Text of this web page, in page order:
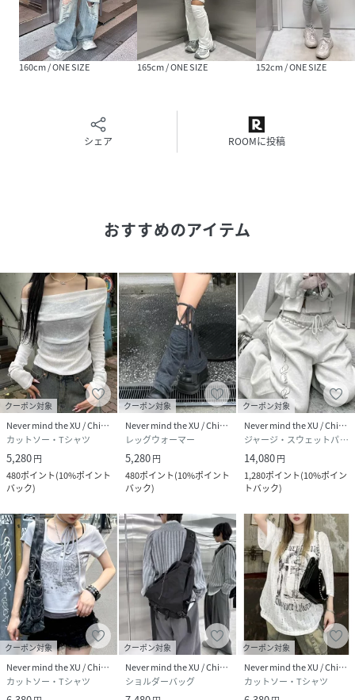
ンドやディティールを意識したファッションを発信していき
ます。
ユニセックス、ジャンルレスなデザインにこだわったアイテ
ムがリーズナブルな価格で手に入るのも嬉しいポイント。
き、“自分らしさ”の表現が必ず見つかる。
そんなラインナップで一期一会の高揚を感じながらお買い物
をお楽しみください。
♢商品をお気に入り登録！
完売商品の再入荷やラスト1点の通知、セール開始時にお知
♢"XU/Chikashitsu＋"をお気に入りブランドに登録！
新商品や再入荷など、ブランド最新情報をいち早くお知ら
せ！
是非、ご活用いただきお買い物をお楽しみください
♢取り扱いの商品に関して
当店で取り扱っております商品は、ブランド側と直接契約を
交わした上で、輸入(仕入れ)をしておりますので、すべて正
規品です。全ブランド公認の正規販売店でございます。国内
にて検品・管理・発送を行っております。
nmtc+/エンジェルウィングTシャツ/ラインストーンTシャ
ツ/バックプリントTシャツ/背中デザインTシャツ/半袖Tシャ
ツレディース/コンパクトTシャツ/クロップドTシャツ風/大
人可愛いTシャツ/韓国風Tシャツ/ストリートカジュアル/フ
ェミニンカジュアル/ロゴTシャツレディース/イニシャルTシ
ャツ/きれいめカジュアル/春夏トップス/細見えトップス/ス
タイルアップTシャツ/グレーTシャツ/ホワイトTシャツ
性別タイプ レディース
原産国 中国
160cm / ONE SIZE 165cm / ONE SIZE 152cm / ONE SIZE
シェア ROOMに投稿
おすすめのアイテム
クーポン対象
Never mind the XU / Chikashitsu+
カットソー・Tシャツ
5,280円
480ポイント(10%ポイント
バック)
クーポン対象
Never mind the XU / Chikashitsu+
レッグウォーマー
5,280円
480ポイント(10%ポイント
バック)
クーポン対象
Never mind the XU / Chikashitsu+
ジャージ・スウェットパンツ
14,080円
1,280ポイント(10%ポイン
トバック)
クーポン対象
Never mind the XU / Chikashitsu+
カットソー・Tシャツ
クーポン対象
Never mind the XU / Chikashitsu+
ショルダーバッグ
クーポン対象
Never mind the XU / Chikashitsu+
カットソー・Tシャツ